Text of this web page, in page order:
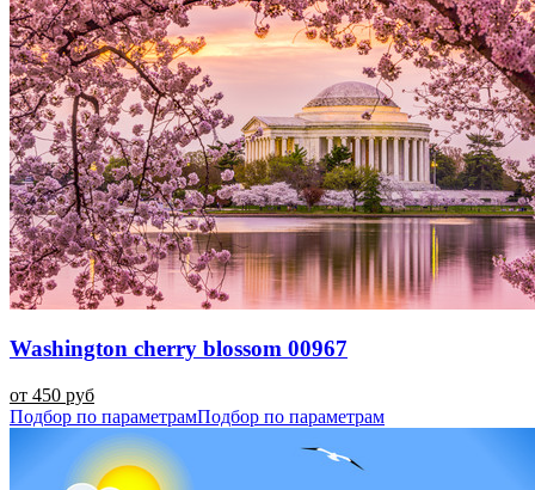
Washington cherry blossom 00967
от 450 руб
Подбор по параметрамПодбор по параметрам